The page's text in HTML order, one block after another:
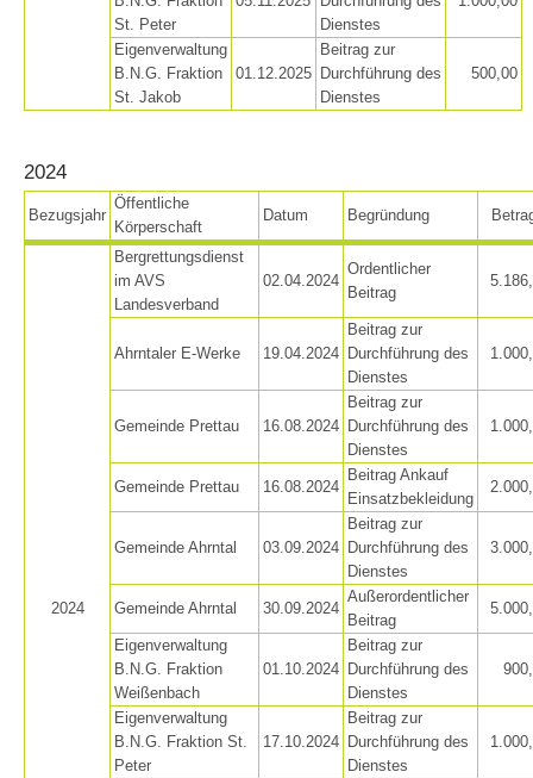
Board of Management
St. Peter
Dienstes
Eigenverwaltung
B.N.G. Fraktion
St. Jakob
01.12.2025
Beitrag zur
Durchführung des
Dienstes
500,00
2024
Bezugsjahr
Öffentliche
Körperschaft
Datum Begründung
2024
Bergrettungsdienst
im AVS
Landesverband
02.04.2024
Ordentlicher
Beitrag
Ahrntaler E-Werke 19.04.2024
Beitrag zur
Durchführung des
Dienstes
Gemeinde Prettau 16.08.2024
Beitrag zur
Durchführung des
Dienstes
Gemeinde Prettau 16.08.2024
Beitrag Ankauf
Einsatzbekleidung
Gemeinde Ahrntal 03.09.2024
Beitrag zur
Durchführung des
Dienstes
Gemeinde Ahrntal 30.09.2024
Außerordentlicher
Beitrag
Eigenverwaltung
B.N.G. Fraktion
Weißenbach
01.10.2024
Beitrag zur
Durchführung des
Dienstes
Eigenverwaltung
B.N.G. Fraktion St.
Peter
17.10.2024
Beitrag zur
Durchführung des
Dienstes